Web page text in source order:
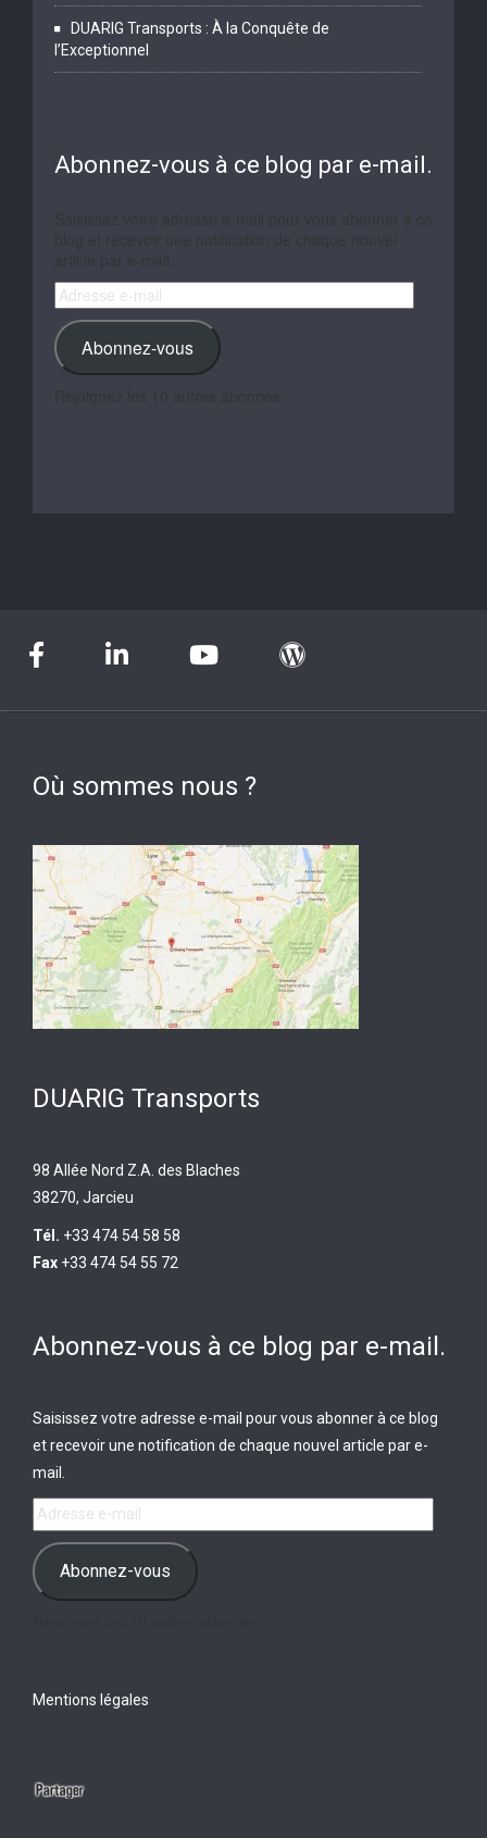
DUARIG Transports : À la Conquête de
l’Exceptionnel
Abonnez-vous à ce blog par e-mail.
Adresse
e-
mail
Abonnez-vous
Où sommes nous ?
DUARIG Transports
98 Allée Nord Z.A. des Blaches
38270, Jarcieu
Tél. +33 474 54 58 58
Fax +33 474 54 55 72
Abonnez-vous à ce blog par e-mail.
Saisissez votre adresse e-mail pour vous abonner à ce blog
et recevoir une notification de chaque nouvel article par e-
mail.
Adresse
e-
mail Abonnez-vous
Mentions légales